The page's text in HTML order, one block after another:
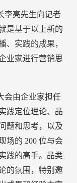
李亮先生向记者
是基于以上新的
、实践的成果，
业家进行营销思
会由企业家担任
践定位理论、品
题和思考，以及
场的 200 位与会
践的高手。品类
的氛围，特别邀